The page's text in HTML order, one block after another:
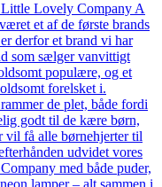
Lovely Company A
et af de første brands
derfor et brand vi har
som sælger vanvittigt
populære, og et
forelsket i.
de plet, både fordi
godt til de kære børn,
vil få alle børnehjerter til
udvidet vores
med både puder,
lamper – alt sammen i